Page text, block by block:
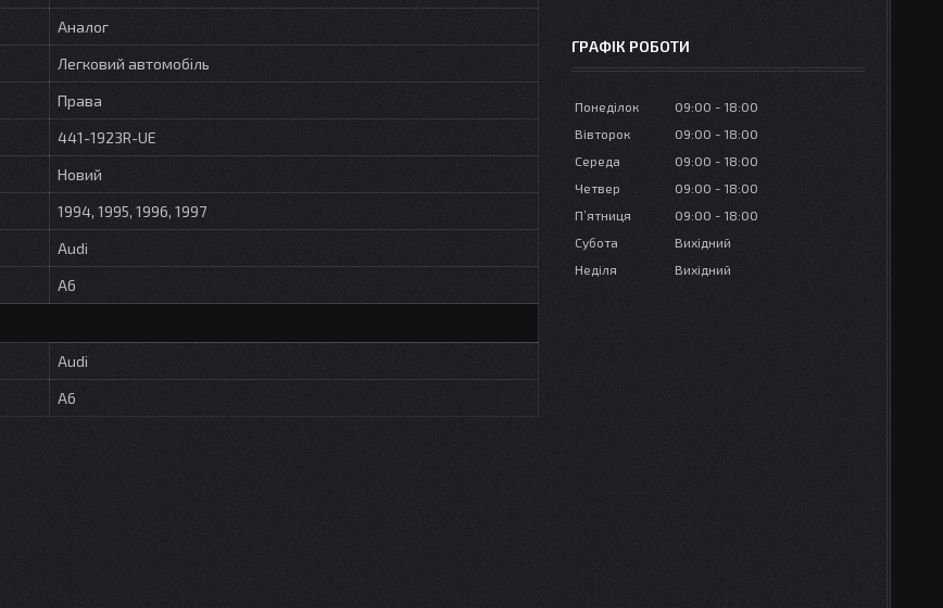
Аналог
Легковий автомобіль
Права
441-1923R-UE
Новий
1994, 1995, 1996, 1997
Audi
A6
Audi
A6
ГРАФІК РОБОТИ
Понеділок 09:00
18:00
Вівторок
09:00
18:00
Середа
09:00
18:00
Четвер
09:00
18:00
Пʼятниця
09:00
18:00
Субота
Вихідний
Неділя
Вихідний